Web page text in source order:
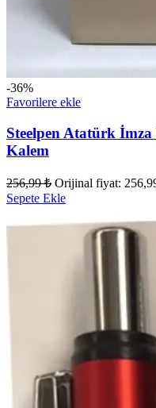
-36%
Favorilere ekle
Steelpen Atatürk İmza
Kalem
256,99₺ Orijinal fiyat:
Sepete Ekle